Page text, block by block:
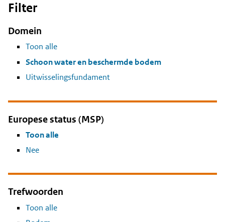
Filter
Domein
Toon alle
Schoon water en beschermde bodem
Uitwisselingsfundament
Europese status (MSP)
Toon alle
Nee
Trefwoorden
Toon alle